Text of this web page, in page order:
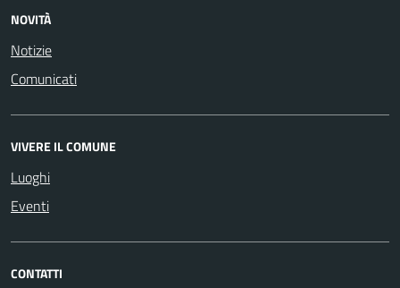
NOVITÀ
Notizie
Comunicati
VIVERE IL COMUNE
Luoghi
Eventi
CONTATTI